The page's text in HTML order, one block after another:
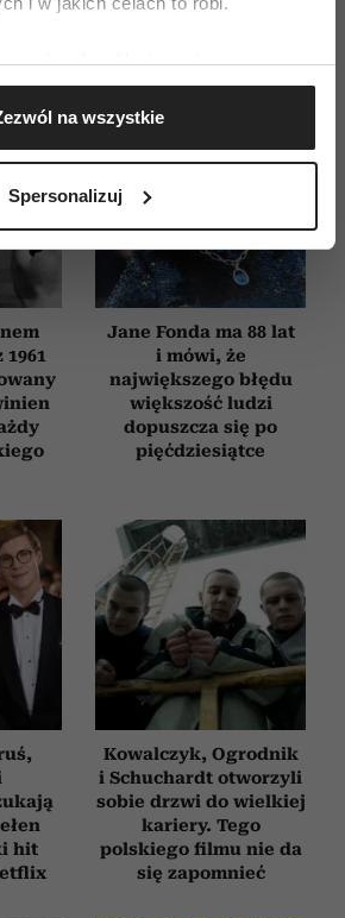
zgodę, chcielibyśmy również:
dotyczące Twojej lokalizacji
dokładnością nawet do kilku metrów
Twoje urządzenie, aktywnie
wirtualny odcisk palca)
oraz ustaw własne preferencje w
. W Deklaracji plików cookie możesz
swoją zgodę w dowolnej chwili.
cookie do spersonalizowania treści
funkcje społecznościowe i
witrynie. Informacje o tym, jak
witryny, udostępniamy partnerom
te informacje z innymi danymi
lub uzyskanymi podczas
na wszystkie
Spersonalizuj
Jane Fonda ma 88 lat
i mówi, że
największego błędu
większość ludzi
dopuszcza się po
pięćdziesiątce
hit
Kowalczyk, Ogrodnik
i Schuchardt otworzyli
sobie drzwi do wielkiej
kariery. Tego
polskiego filmu nie da
się zapomnieć